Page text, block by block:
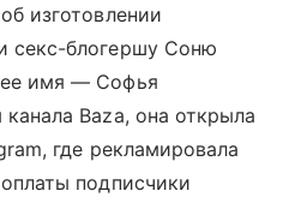
изготовлении
секс-блогершу Соню
имя — Софья
Baza, она открыла
где рекламировала
подписчики